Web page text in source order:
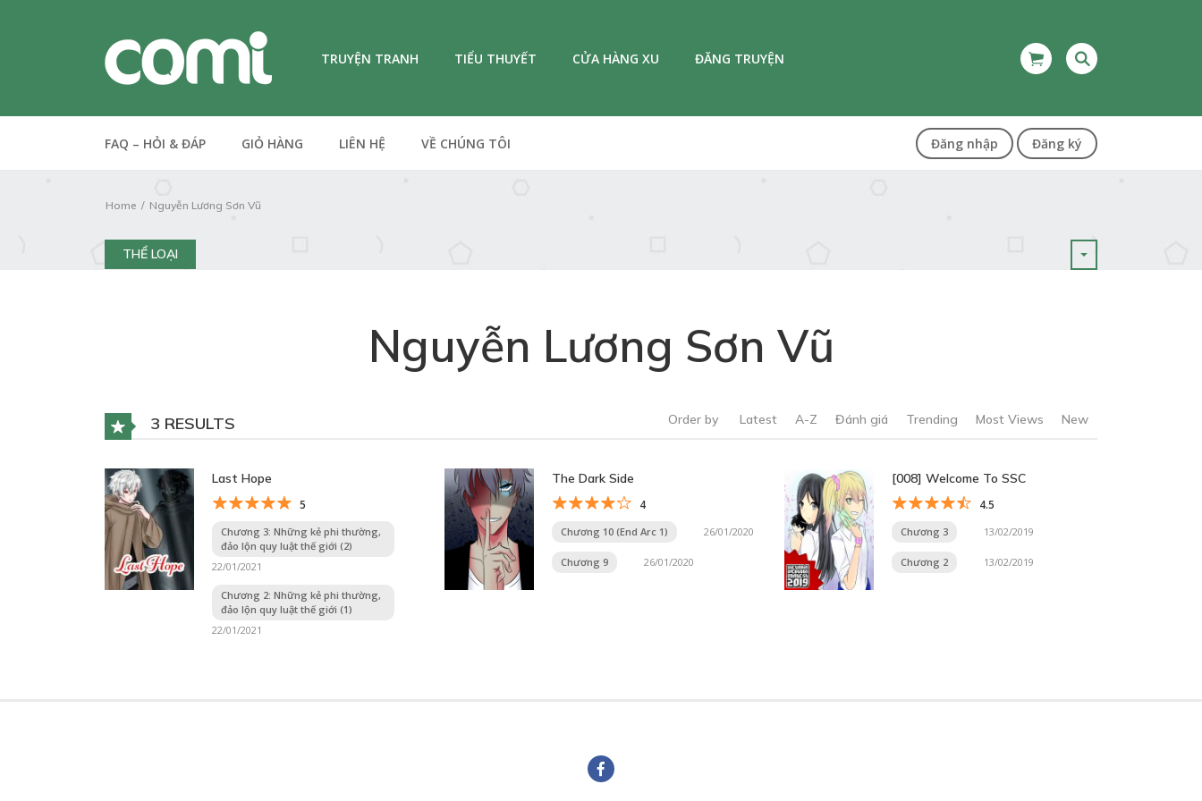
TRUYỆN TRANH TIỂU THUYẾT CỬA HÀNG XU ĐĂNG TRUYỆN
FAQ – HỎI & ĐÁP GIỎ HÀNG LIÊN HỆ VỀ CHÚNG TÔI Đăng nhập Đăng ký
Home Nguyễn Lương Sơn Vũ
THỂ LOẠI
Nguyễn Lương Sơn Vũ
3 RESULTS Order by Latest A-Z Đánh giá Trending Most Views New
Last Hope
5
Chương 3: Những kẻ phi thường,
đảo lộn quy luật thế giới (2)
22/01/2021
Chương 2: Những kẻ phi thường,
đảo lộn quy luật thế giới (1)
22/01/2021
The Dark Side
4
Chương 10 (End Arc 1) 26/01/2020
Chương 9 26/01/2020
[008] Welcome To SSC
4.5
Chương 3 13/02/2019
Chương 2 13/02/2019